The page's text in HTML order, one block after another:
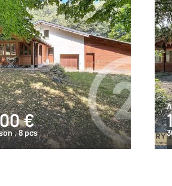
€
, 8 pcs